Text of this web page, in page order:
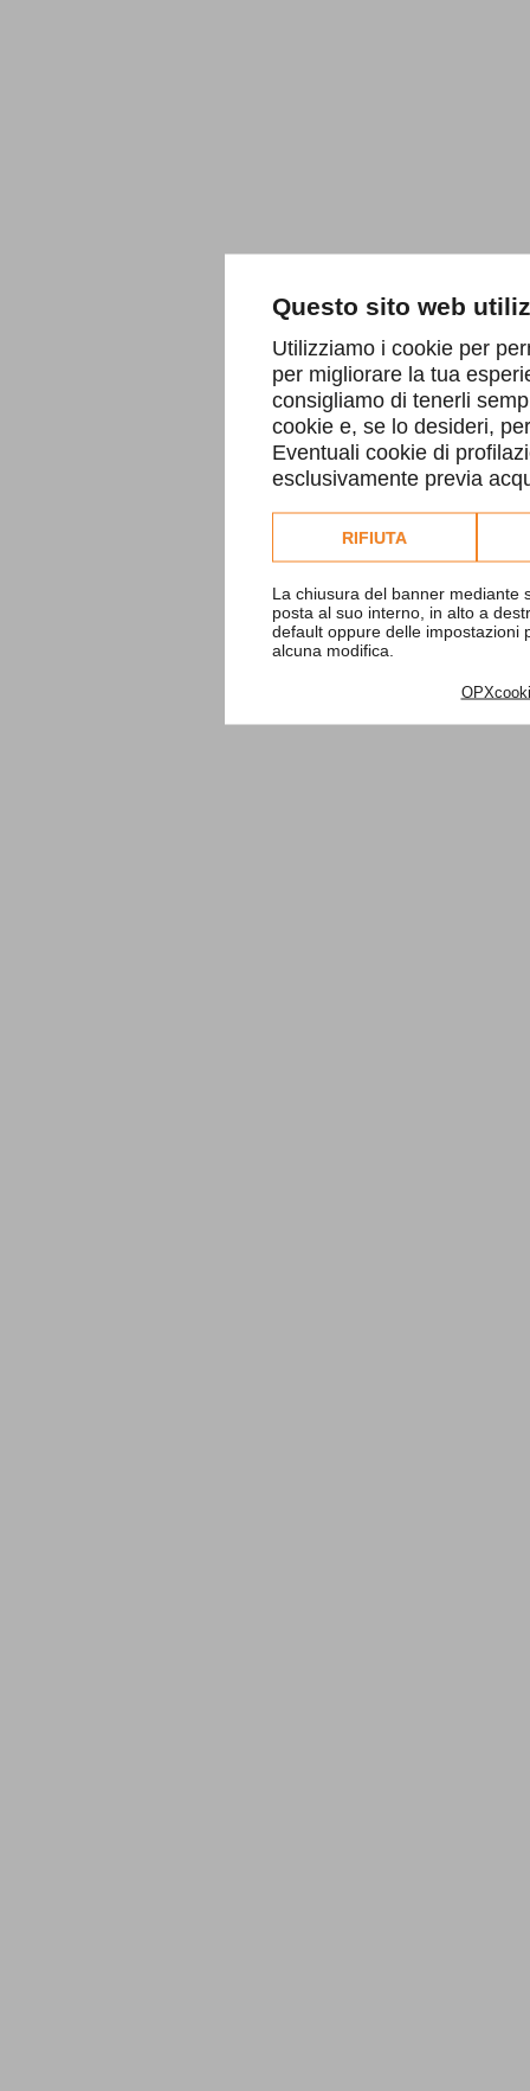
Questo sito web
Utilizziamo i cookie per
per migliorare la tua
consigliamo di tenerli
cookie e, se lo desideri,
Eventuali cookie di
esclusivamente previa
Consulta l'informativa
RIFIUTA
La chiusura del banner mediante
posta al suo interno, in alto a
default oppure delle impostazioni
alcuna modifica.